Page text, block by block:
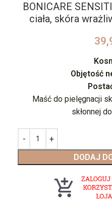
BONICARE
ciała, skóra
Objętość
Maść do pielęgnacji
skłonnej
DODAJ